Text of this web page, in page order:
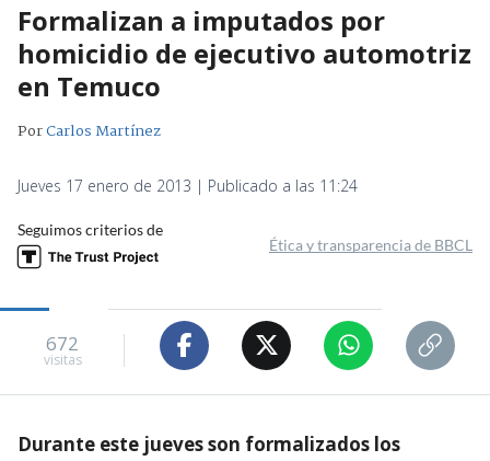
Formalizan a imputados por
homicidio de ejecutivo automotriz
en Temuco
PorCarlos Martínez
Jueves 17 enero de 2013 | Publicado a las 11:24
Seguimos criterios de
Ética y transparencia de BBCL
672
visitas
Durante este jueves son formalizados los